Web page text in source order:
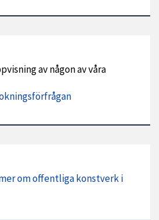
av någon av våra
om offentliga konstverk i